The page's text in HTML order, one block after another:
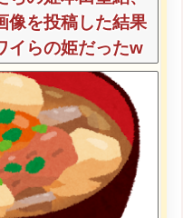
像を投稿した結果
イらの姫だったw
w w w